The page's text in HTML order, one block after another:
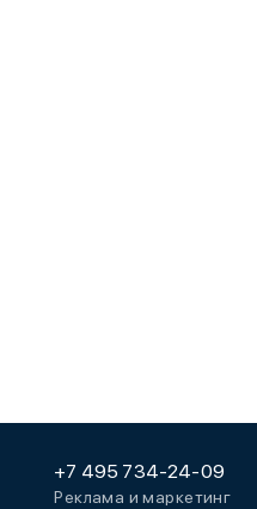
+7 495 734-24-09
Реклама и маркетинг